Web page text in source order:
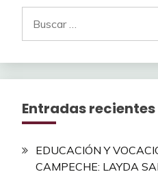
Entradas recientes
EDUCACIÓN Y
CAMPECHE: LAYDA